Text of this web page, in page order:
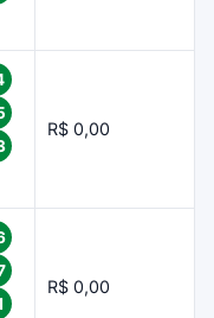
R$ 0,00
R$ 0,00